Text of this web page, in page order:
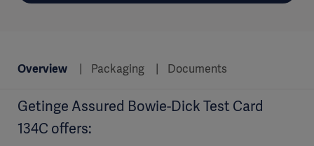
Overview Packaging Documents
Getinge Assured Bowie-Dick Test Card
134C offers: